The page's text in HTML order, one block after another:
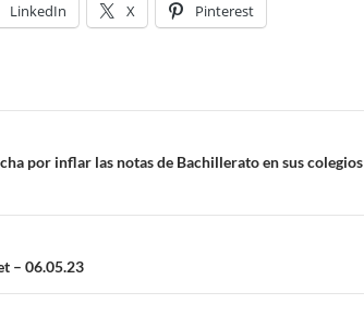
LinkedIn X Pinterest
por inflar las notas de Bachillerato en sus colegios
– 06.05.23